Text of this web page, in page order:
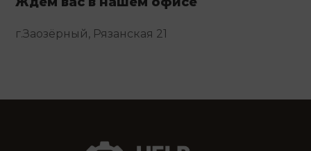
г.Заозёрный, Рязанская 21